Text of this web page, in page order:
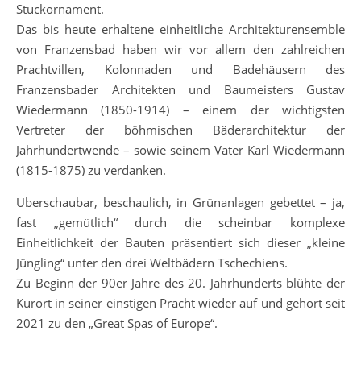
Stuckornament.
Das bis heute erhaltene einheitliche Architekturensemble
von Franzensbad haben wir vor allem den zahlreichen
Prachtvillen, Kolonnaden und Badehäusern des
Franzensbader Architekten und Baumeisters Gustav
Wiedermann (1850-1914) – einem der wichtigsten
Vertreter der böhmischen Bäderarchitektur der
Jahrhundertwende – sowie seinem Vater Karl Wiedermann
(1815-1875) zu verdanken.
Überschaubar, beschaulich, in Grünanlagen gebettet – ja,
fast „gemütlich“ durch die scheinbar komplexe
Einheitlichkeit der Bauten präsentiert sich dieser „kleine
Jüngling“ unter den drei Weltbädern Tschechiens.
Zu Beginn der 90er Jahre des 20. Jahrhunderts blühte der
Kurort in seiner einstigen Pracht wieder auf und gehört seit
2021 zu den „Great Spas of Europe“.